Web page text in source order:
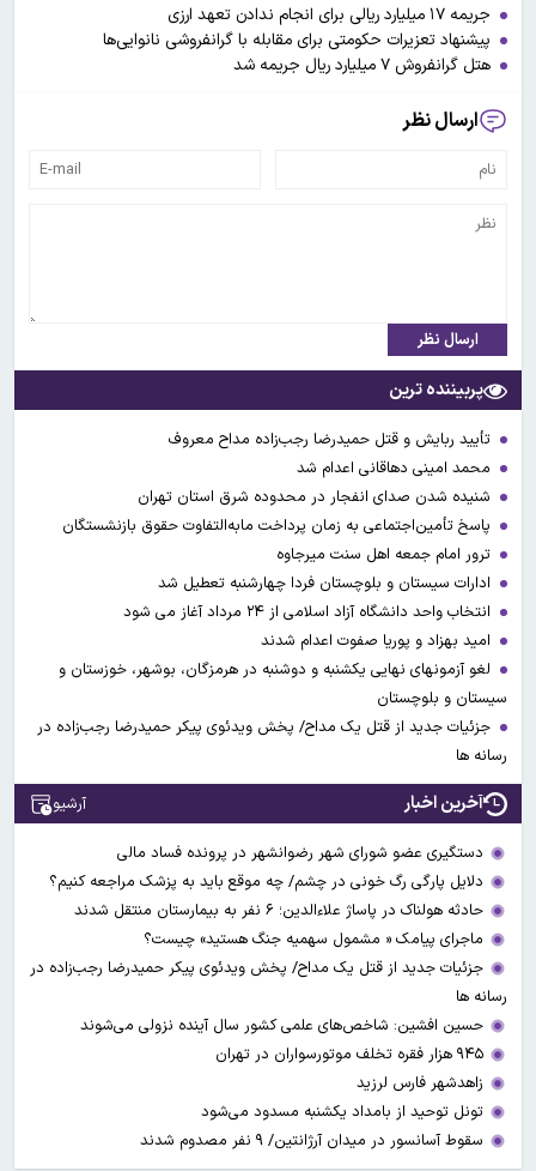
جریمه ۱۷ میلیارد ریالی برای انجام ندادن تعهد ارزی
پیشنهاد تعزیرات حکومتی برای مقابله با گرانفروشی نانوایی‌ها
هتل گرانفروش ۷ میلیارد ریال جریمه شد
ارسال نظر
ارسال نظر
پربیننده ترین
تأیید ربایش و قتل حمیدرضا رجب‌زاده مداح معروف
محمد امینی دهاقانی اعدام شد
شنیده شدن صدای انفجار در محدوده شرق استان تهران
پاسخ تأمین‌اجتماعی به زمان پرداخت مابه‌التفاوت حقوق بازنشستگان
ترور امام جمعه اهل سنت میرجاوه
ادارات سیستان و بلوچستان فردا چهارشنبه تعطیل شد
انتخاب واحد دانشگاه آزاد اسلامی از ۲۴ مرداد آغاز می شود
امید بهزاد و پوریا صفوت اعدام شدند
لغو آزمونهای نهایی یکشنبه و دوشنبه در هرمزگان، بوشهر، خوزستان و
سیستان و بلوچستان
جزئیات جدید از قتل یک مداح/ پخش ویدئوی پیکر حمیدرضا رجب‌زاده در
رسانه ها
آخرین اخبار آرشیو
دستگیری عضو شورای شهر رضوانشهر در پرونده فساد مالی
دلایل پارگی رگ خونی در چشم/ چه موقع باید به پزشک مراجعه کنیم؟
حادثه هولناک در پاساژ علاءالدین؛ ۶ نفر به بیمارستان منتقل شدند
ماجرای پیامک « مشمول سهمیه جنگ هستید» چیست؟
جزئیات جدید از قتل یک مداح/ پخش ویدئوی پیکر حمیدرضا رجب‌زاده در
رسانه ها
حسین افشین: شاخص‌های علمی کشور سال آینده نزولی می‌شوند
۹۴۵ هزار فقره تخلف موتورسواران در تهران
زاهدشهر فارس لرزید
تونل توحید از بامداد یکشنبه مسدود می‌شود
سقوط آسانسور در میدان آرژانتین/ ۹ نفر مصدوم شدند